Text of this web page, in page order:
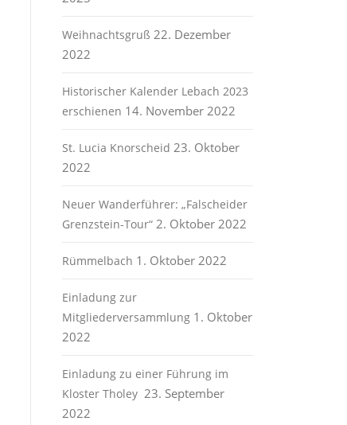
Weihnachtsgruß 22. Dezember
2022
Historischer Kalender Lebach 2023
erschienen 14. November 2022
St. Lucia Knorscheid 23. Oktober
2022
Neuer Wanderführer: „Falscheider
Grenzstein-Tour“ 2. Oktober 2022
Rümmelbach 1. Oktober 2022
Einladung zur
Mitgliederversammlung 1. Oktober
2022
Einladung zu einer Führung im
Kloster Tholey 23. September
2022